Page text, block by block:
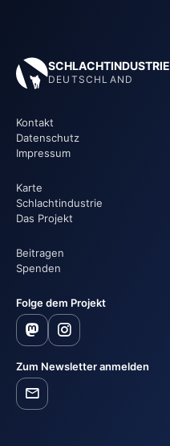
SCHLACHTINDUSTRIE
DEUTSCHLAND
Kontakt
Datenschutz
Impressum
Karte
Schlachtindustrie
Das Projekt
Beitragen
Spenden
Folge dem Projekt
Zum Newsletter anmelden